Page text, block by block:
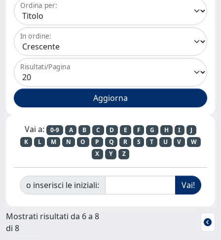
Ordina per:
In ordine:
Risultati/Pagina
Vai a: 0-9 A B C D E F G H I
J
K
L M N O P Q R S T U V
W
X
Y Z
o inserisci le iniziali:
Mostrati risultati da 6 a 8
di 8